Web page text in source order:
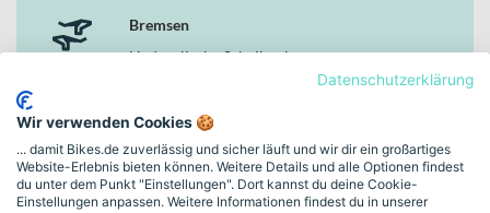
Bremsen
Hydraulische Scheibenbremse
Motor
Bosch G4 Performance Line CX Cruise
Akku-Kapazität (Wh)
Datenschutzerklärung
Wir verwenden Cookies 🍪
... damit Bikes.de zuverlässig und sicher läuft und wir dir ein großartiges
Website-Erlebnis bieten können. Weitere Details und alle Optionen findest
du unter dem Punkt "Einstellungen". Dort kannst du deine Cookie-
Einstellungen anpassen. Weitere Informationen findest du in unserer